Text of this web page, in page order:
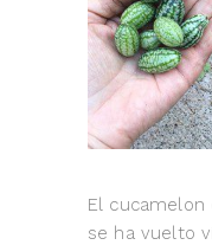
El
se ha vuelto